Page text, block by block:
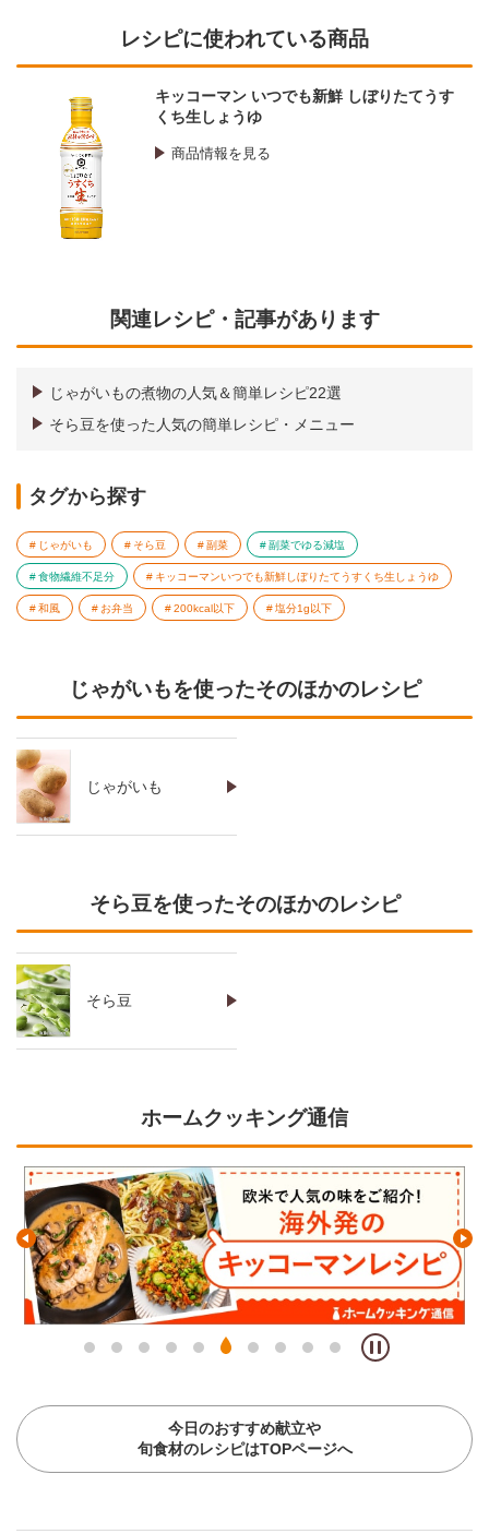
レシピに使われている商品
キッコーマン いつでも新鮮 しぼりたてうす
くち生しょうゆ
商品情報を見る
関連レシピ・記事があります
じゃがいもの煮物の人気＆簡単レシピ22選
そら豆を使った人気の簡単レシピ・メニュー
タグから探す
じゃがいも そら豆 副菜 副菜でゆる減塩
食物繊維不足分 キッコーマンいつでも新鮮しぼりたてうすくち生しょうゆ
和風 お弁当 200kcal以下 塩分1g以下
じゃがいもを使ったそのほかのレシピ
じゃがいも
そら豆を使ったそのほかのレシピ
そら豆
ホームクッキング通信
今日のおすすめ献立や
旬食材のレシピはTOPページへ